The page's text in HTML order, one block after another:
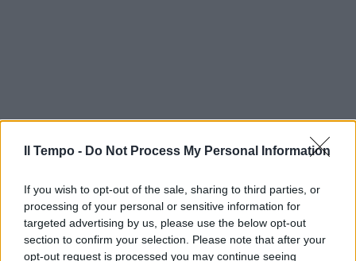
Il Tempo - Do Not Process My Personal Information
If you wish to opt-out of the sale, sharing to third parties, or
processing of your personal or sensitive information for
targeted advertising by us, please use the below opt-out
section to confirm your selection. Please note that after your
opt-out request is processed you may continue seeing